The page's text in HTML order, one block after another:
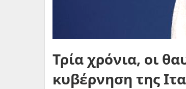
Τρία χρόνια, οι
κυβέρνηση της